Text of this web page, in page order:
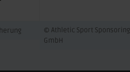
© Athletic Sport Sponsoring
GmbH